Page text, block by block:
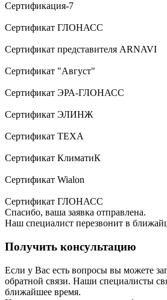
Сертификация-7
Сертификат ГЛОНАСС
Сертификат представителя ARNAVI
Сертификат "Август"
Сертификат ЭРА-ГЛОНАСС
Сертификат ЭЛИНЖ
Сертификат TEXA
Сертификат КлиматиК
Сертификат Wialon
Сертификат ГЛОНАСС
Спасибо, ваша заявка отправлена.
Наш специалист перезвонит в
Получить консультацию
Если у Вас есть вопросы вы можете
обратной связи. Наши специалисты
ближайшее время.